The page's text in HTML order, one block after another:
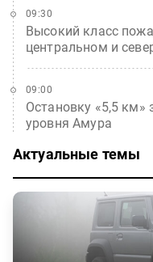
Высокий класс
центральном и
09:30
Остановку «5,5
уровня Амура
09:00
Актуальные темы